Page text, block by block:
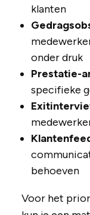
klanten
onder druk
Prestatie-
specifieke
behoeven
Voor het